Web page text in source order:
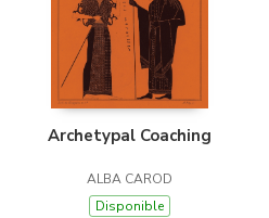
Archetypal Coaching
ALBA CAROD
Disponible